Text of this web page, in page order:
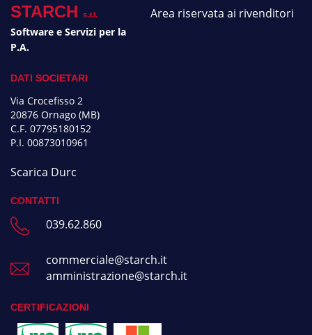
STARCH s.r.l.
Software e Servizi per la
P.A.
Area riservata ai rivenditori
DATI SOCIETARI
Via Crocefisso 2
20876 Ornago (MB)
C.F. 07795180152
P.I. 00873010961
Scarica Durc
CONTATTI
039.62.860
commerciale@starch.it
amministrazione@starch.it
CERTIFICAZIONI